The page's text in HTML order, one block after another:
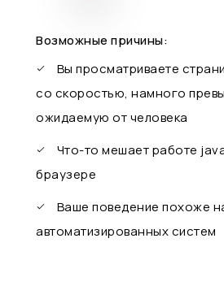
Возможные причины:
Вы просматриваете
со скоростью, намного
ожидаемую от человека
Что-то мешает работе
браузере
Ваше поведение похоже
автоматизированных систем